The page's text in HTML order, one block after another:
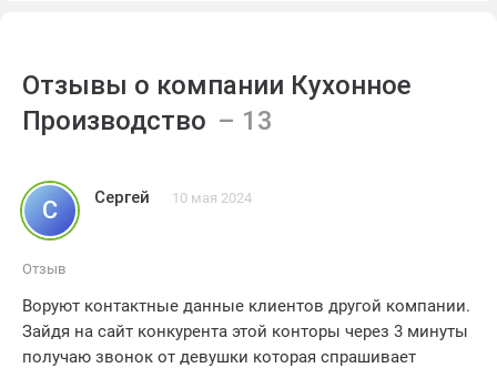
Отзывы о компании Кухонное
Производство
С Сергей 10 мая 2024
Отзыв
Воруют контактные данные клиентов другой компании.
Зайдя на сайт конкурента этой конторы через 3 минуты
получаю звонок от девушки которая спрашивает